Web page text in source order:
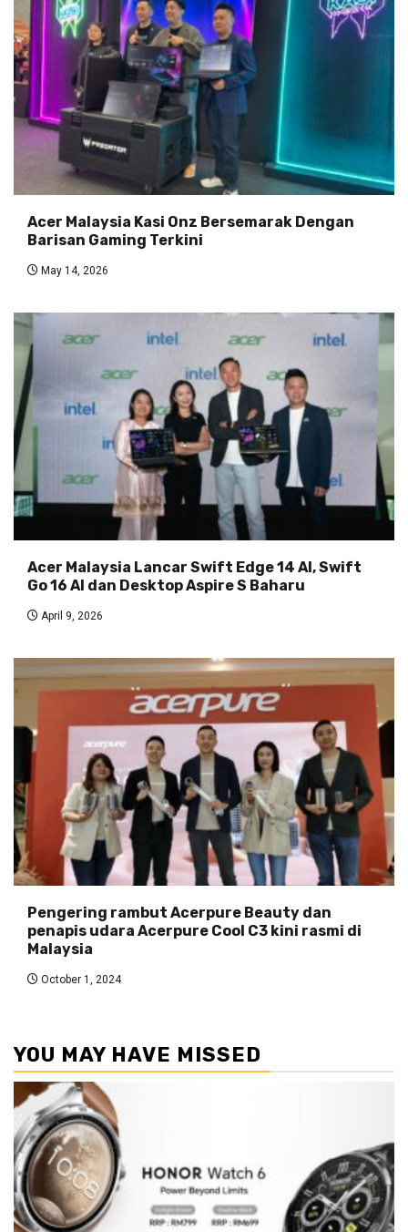
Acer Malaysia Kasi Onz Bersemarak Dengan
Barisan Gaming Terkini
May 14, 2026
Acer Malaysia Lancar Swift Edge 14 AI, Swift
Go 16 AI dan Desktop Aspire S Baharu
April 9, 2026
Pengering rambut Acerpure Beauty dan
penapis udara Acerpure Cool C3 kini rasmi di
Malaysia
October 1, 2024
YOU MAY HAVE MISSED